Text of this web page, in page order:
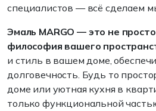
специалистов — всё сделаем
Эмаль MARGO — это не
философия вашего
и стиль в вашем доме,
долговечность. Будь то
доме или уютная кухня в
только функциональной